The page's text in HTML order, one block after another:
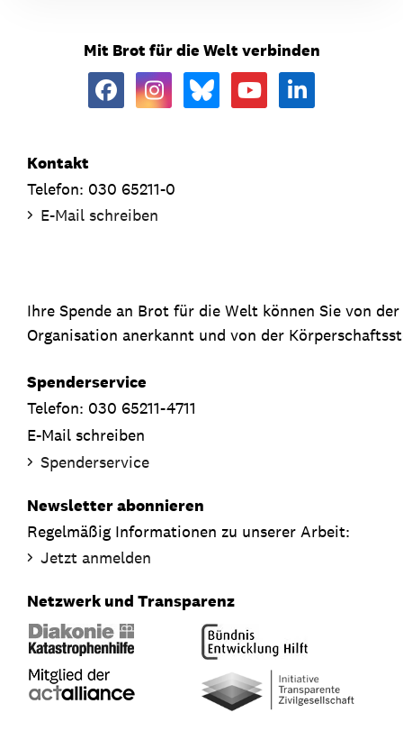
Mit Brot für die Welt verbinden
Kontakt
Telefon: 030 65211-0
E-Mail schreiben
Ihre Spende an Brot für die Welt können Sie von
Organisation anerkannt und von der
Spenderservice
Telefon: 030 65211-4711
E-Mail schreiben
Spenderservice
Newsletter abonnieren
Regelmäßig Informationen zu unserer Arbeit:
Jetzt anmelden
Netzwerk und Transparenz